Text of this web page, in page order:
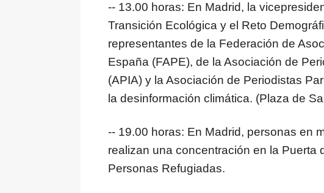
-- 13.00 horas: En Madrid, la
Transición Ecológica y el Reto
representantes de la Federación de
España (FAPE), de la Asociación de
(APIA) y la Asociación de Periodistas
la desinformación climática. (Plaza de
-- 19.00 horas: En Madrid, personas en
realizan una concentración en la Puerta
Personas Refugiadas.